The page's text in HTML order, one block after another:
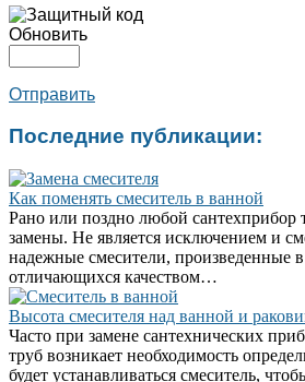
Обновить
Отправить
Последние публикации:
Как поменять смеситель в ванной
Рано или поздно любой сантехприбор
замены. Не является исключением и
надежные смесители, произведенные в
отличающихся качеством…
Высота смесителя над ванной и
Часто при замене сантехнических
труб возникает необходимость
будет устанавливаться смеситель,